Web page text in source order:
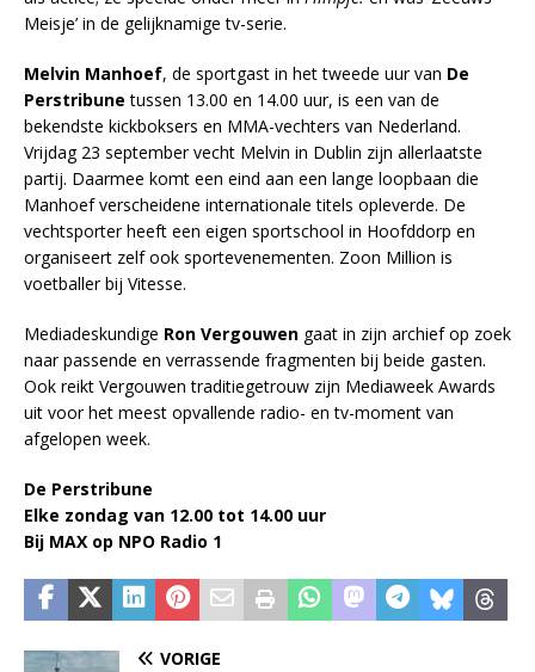
Meisje’ in de gelijknamige tv-serie.
Melvin Manhoef, de sportgast in het tweede uur van De
Perstribune tussen 13.00 en 14.00 uur, is een van de
bekendste kickboksers en MMA-vechters van Nederland.
Vrijdag 23 september vecht Melvin in Dublin zijn allerlaatste
partij. Daarmee komt een eind aan een lange loopbaan die
Manhoef verscheidene internationale titels opleverde. De
vechtsporter heeft een eigen sportschool in Hoofddorp en
organiseert zelf ook sportevenementen. Zoon Million is
voetballer bij Vitesse.
Mediadeskundige Ron Vergouwen gaat in zijn archief op zoek
naar passende en verrassende fragmenten bij beide gasten.
Ook reikt Vergouwen traditiegetrouw zijn Mediaweek Awards
uit voor het meest opvallende radio- en tv-moment van
afgelopen week.
De Perstribune
Elke zondag van 12.00 tot 14.00 uur
Bij MAX op NPO Radio 1
VORIGE